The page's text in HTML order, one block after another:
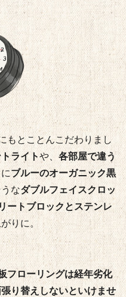
もとことんこだわりまし
ライトや、 各部屋で違う
ブルーのオーガニック黒
なダブルフェイスクロッ
ートブロックとステンレ
りに。
フローリングは経年劣化
り替えしないといけませ